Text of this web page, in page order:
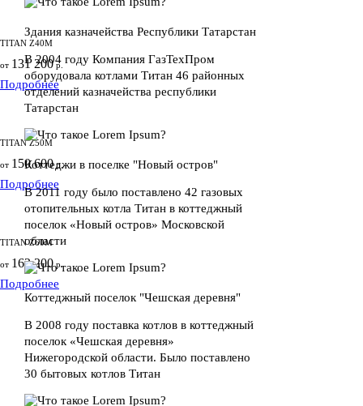
TITAN Z40M
от 131 200р.
Подробнее
TITAN Z50M
от 150 600р.
Подробнее
TITAN Z60M
от 162 200р.
Подробнее
Здания казначейства Республики Татарстан
В 2004 году Компания ГазТехПром
оборудовала котлами Титан 46 районных
отделений казначейства республики
Татарстан
Коттеджи в поселке "Новый остров"
В 2011 году было поставлено 42 газовых
отопительных котла Титан в коттеджный
поселок «Новый остров» Московской
области
Коттеджный поселок "Чешская деревня"
В 2008 году поставка котлов в коттеджный
поселок «Чешская деревня»
Нижегородской области. Было поставлено
30 бытовых котлов Титан